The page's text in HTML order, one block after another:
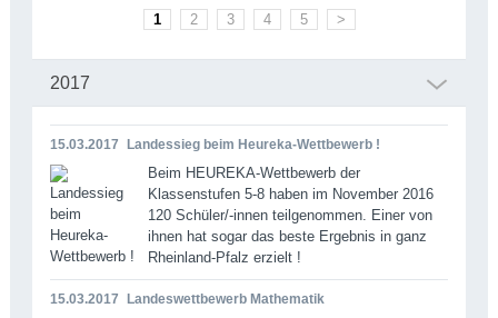
1 2 3 4 5 >
2017
15.03.2017 Landessieg beim Heureka-Wettbewerb !
Beim HEUREKA-Wettbewerb der
Klassenstufen 5-8 haben im November 2016
120 Schüler/-innen teilgenommen. Einer von
ihnen hat sogar das beste Ergebnis in ganz
Rheinland-Pfalz erzielt !
15.03.2017 Landeswettbewerb Mathematik